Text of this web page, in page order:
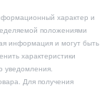
характер и
положениями
информация и могут быть
характеристики
уведомления.
Для получения